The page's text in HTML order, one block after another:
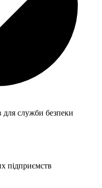
служби безпеки
підприємств